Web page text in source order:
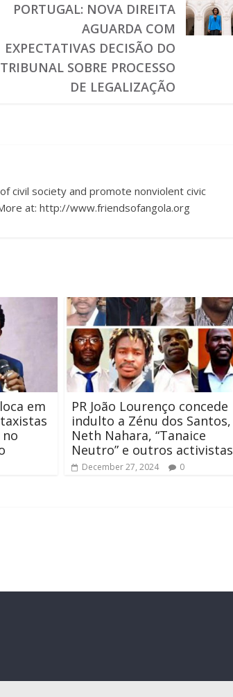
PORTUGAL: NOVA DIREITA
AGUARDA COM
EXPECTATIVAS DECISÃO DO
TRIBUNAL SOBRE PROCESSO
DE LEGALIZAÇÃO
civil society and promote nonviolent civic
at: http://www.friendsofangola.org
em
PR João Lourenço concede
indulto a Zénu dos Santos,
Neth Nahara, “Tanaice
Neutro” e outros activistas
December 27, 2024 0